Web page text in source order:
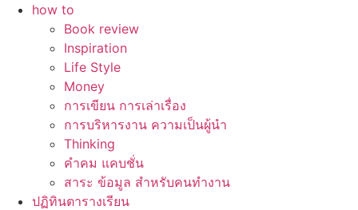
how to
Book review
Inspiration
Life Style
Money
การเขียน การเล่าเรื่อง
การบริหารงาน ความเป็นผู้นำ
Thinking
คำคม แคบชั่น
สาระ ข้อมูล สำหรับคนทำงาน
ปฏิทินตารางเรียน